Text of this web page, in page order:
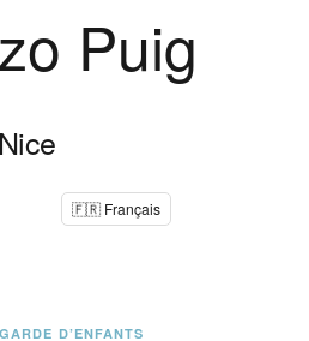
Puig
Nice
🇫🇷 Français
D’ENFANTS